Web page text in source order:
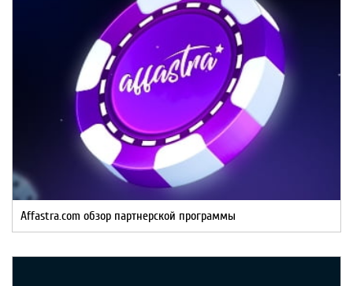
Affastra.com обзор партнерской программы